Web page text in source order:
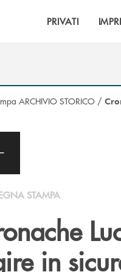
PRIVATI
ARCHIVIO STORICO /
STAMPA
in